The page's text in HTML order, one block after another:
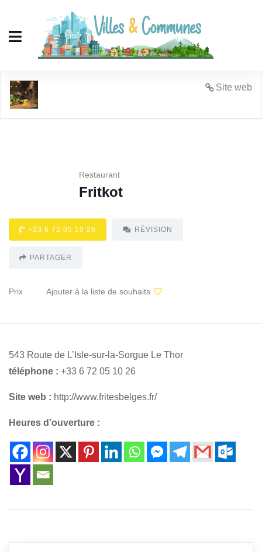
Site web
Restaurant
Fritkot
+33 6 72 05 10 26 RÉVISION
PARTAGER
Prix Ajouter à la liste de souhaits
543 Route de L’Isle-sur-la-Sorgue Le Thor
téléphone : +33 6 72 05 10 26
Site web : http://www.fritesbelges.fr/
Heures d’ouverture :